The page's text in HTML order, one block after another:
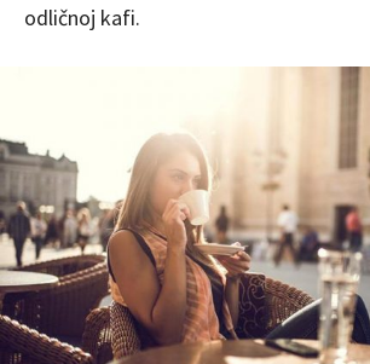
odličnoj kafi.